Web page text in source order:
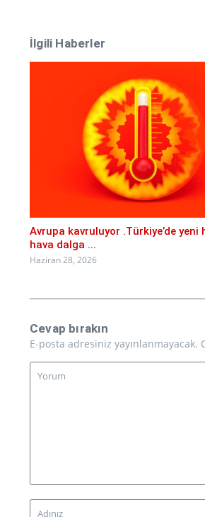
İlgili Haberler
Avrupa kavruluyor .Türkiye’de yeni
hava dalga ...
Haziran 28, 2026
Cevap bırakın
E-posta adresiniz yayınlanmayacak.